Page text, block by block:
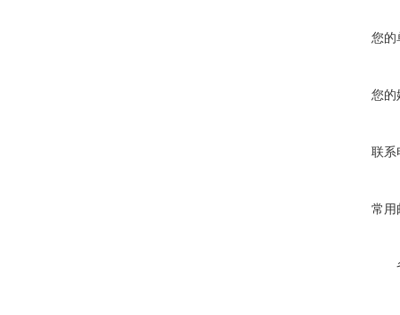
您的
您的
联系
常用